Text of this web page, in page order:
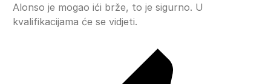
Alonso je mogao ići brže, to je sigurno. U
kvalifikacijama će se vidjeti.